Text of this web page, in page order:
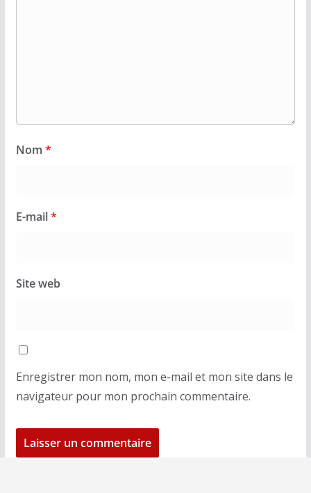
Nom *
E-mail*
Site web
Enregistrer mon nom, mon e-mail et mon site dans le
navigateur pour mon prochain commentaire.